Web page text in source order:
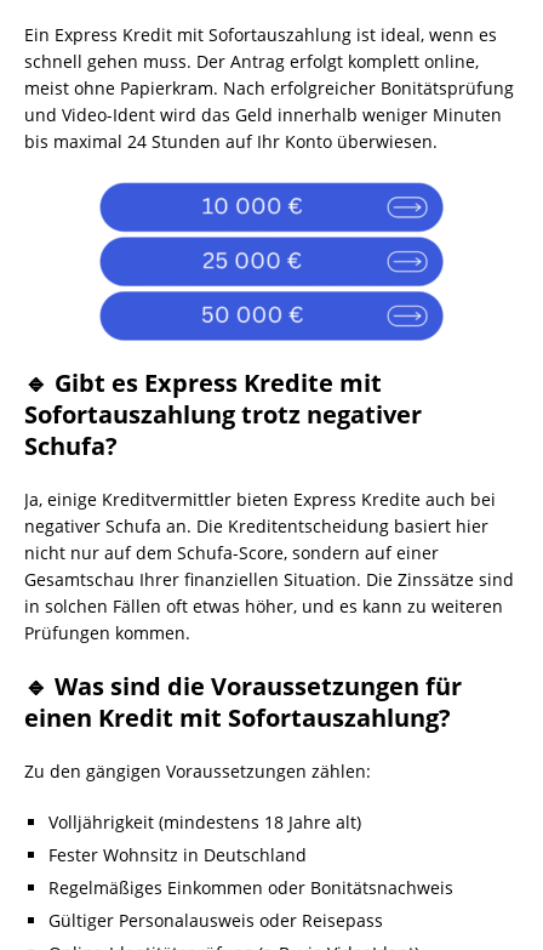
Ein Express Kredit mit Sofortauszahlung ist ideal, wenn es
schnell gehen muss. Der Antrag erfolgt komplett online,
meist ohne Papierkram. Nach erfolgreicher Bonitätsprüfung
und Video-Ident wird das Geld innerhalb weniger Minuten
bis maximal 24 Stunden auf Ihr Konto überwiesen.
🔹 Gibt es Express Kredite mit
Sofortauszahlung trotz negativer
Schufa?
Ja, einige Kreditvermittler bieten Express Kredite auch bei
negativer Schufa an. Die Kreditentscheidung basiert hier
nicht nur auf dem Schufa-Score, sondern auf einer
Gesamtschau Ihrer finanziellen Situation. Die Zinssätze sind
in solchen Fällen oft etwas höher, und es kann zu weiteren
Prüfungen kommen.
🔹 Was sind die Voraussetzungen für
einen Kredit mit Sofortauszahlung?
Zu den gängigen Voraussetzungen zählen:
Volljährigkeit (mindestens 18 Jahre alt)
Fester Wohnsitz in Deutschland
Regelmäßiges Einkommen oder Bonitätsnachweis
Gültiger Personalausweis oder Reisepass